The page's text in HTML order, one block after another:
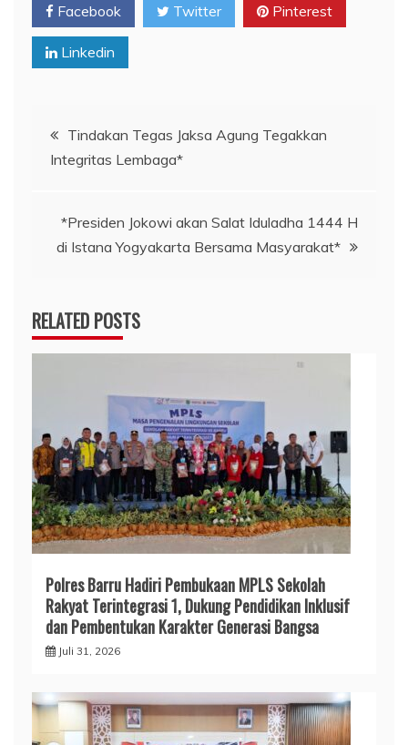
Facebook Twitter Pinterest
Linkedin
Navigasi
pos
Tindakan Tegas Jaksa Agung Tegakkan
Integritas Lembaga*
*Presiden Jokowi akan Salat Iduladha 1444 H
di Istana Yogyakarta Bersama Masyarakat*
RELATED POSTS
Polres Barru Hadiri Pembukaan MPLS Sekolah
Rakyat Terintegrasi 1, Dukung Pendidikan Inklusif
dan Pembentukan Karakter Generasi Bangsa
Juli 31, 2026